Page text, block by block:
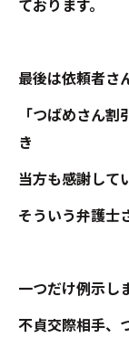
ております。
最後は依頼者さ
「つばめさん
き
当方も感謝して
そういう弁護士
一つだけ例示し
不貞交際相手、